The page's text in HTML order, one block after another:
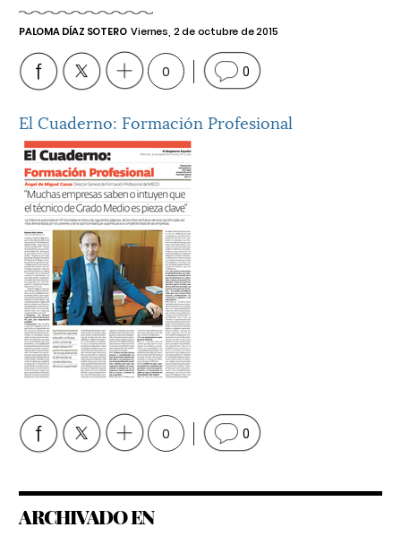
PALOMA DÍAZ SOTERO Viernes, 2 de octubre de 2015
0 0
El Cuaderno: Formación Profesional
0 0
ARCHIVADO EN